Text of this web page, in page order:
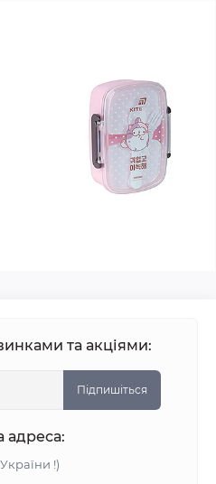
та акціями:
Підпишіться
адреса:
!)